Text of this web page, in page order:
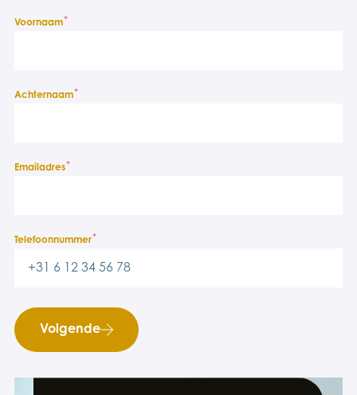
Voornaam*
Achternaam*
Emailadres*
Telefoonnummer*
Volgende